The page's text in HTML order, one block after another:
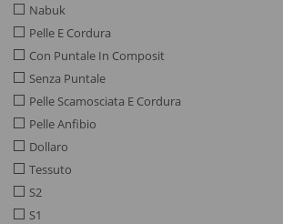
Nabuk
Pelle E Cordura
Con Puntale In Composit
Senza Puntale
Pelle Scamosciata E Cordura
Pelle Anfibio
Dollaro
Tessuto
S2
S1